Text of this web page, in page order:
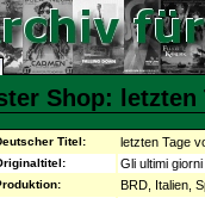
Shop: letzten
Titel: letzten Tage
Gli ultimi
BRD, Italien,